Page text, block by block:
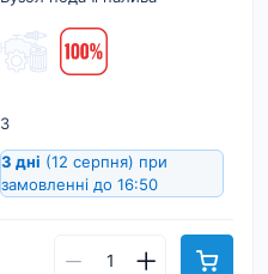
3
3 дні (12 серпня) при
замовленні до 16:50